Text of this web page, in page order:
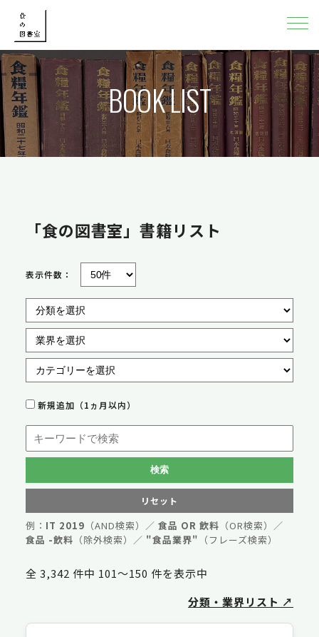
BOOK LIST
「食の図書室」書籍リスト
表示件数：
新規追加（1ヵ月以内）
検索
リセット
例： IT 2019 （AND検索）／ 食品 OR 飲料 （OR検索）／
食品 -飲料 （除外検索）／ "食品業界" （フレーズ検索）
全 3,342 件中 101〜150 件を表示中
分類・業界リスト ↗